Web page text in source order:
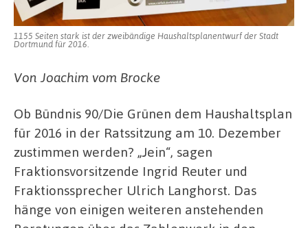
1155 Seiten stark ist der zweibändige Haushaltsplanentwurf der Stadt
Dortmund für 2016.
Von Joachim vom Brocke
Ob Bündnis 90/Die Grünen dem Haushaltsplan
für 2016 in der Ratssitzung am 10. Dezember
zustimmen werden? „Jein“, sagen
Fraktionsvorsitzende Ingrid Reuter und
Fraktionssprecher Ulrich Langhorst. Das
hänge von einigen weiteren anstehenden